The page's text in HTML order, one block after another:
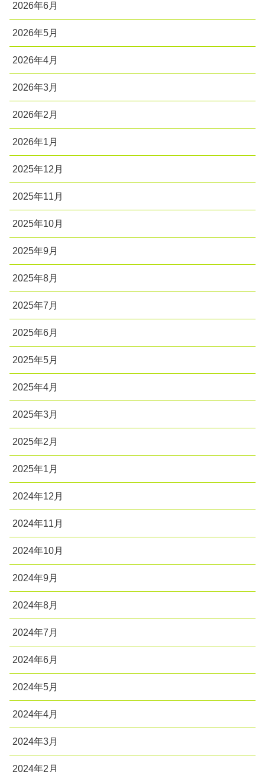
2026年6月
2026年5月
2026年4月
2026年3月
2026年2月
2026年1月
2025年12月
2025年11月
2025年10月
2025年9月
2025年8月
2025年7月
2025年6月
2025年5月
2025年4月
2025年3月
2025年2月
2025年1月
2024年12月
2024年11月
2024年10月
2024年9月
2024年8月
2024年7月
2024年6月
2024年5月
2024年4月
2024年3月
2024年2月